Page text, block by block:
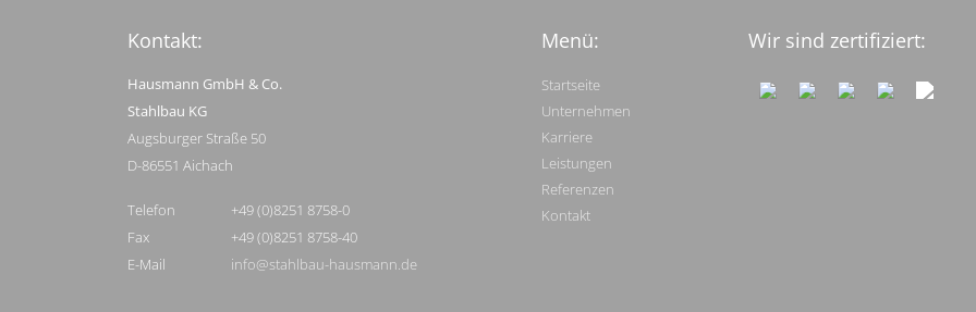
Kontakt:
Hausmann GmbH & Co.
Stahlbau KG
Augsburger Straße 50
D-86551 Aichach
Telefon
Fax
E-Mail
+49 (0)8251 8758-0
+49 (0)8251 8758-40
info@stahlbau-hausmann.de
Menü:
Startseite
Unternehmen
Karriere
Leistungen
Referenzen
Kontakt
Wir sind zertifiziert: